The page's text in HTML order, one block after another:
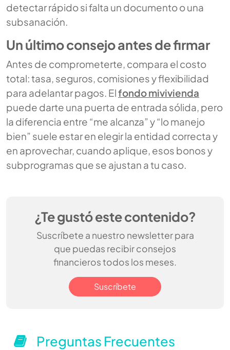
detectar rápido si falta un documento o una
subsanación.
Un último consejo antes de firmar
Antes de comprometerte, compara el costo
total: tasa, seguros, comisiones y flexibilidad
para adelantar pagos. Elfondo mivivienda
puede darte una puerta de entrada sólida, pero
la diferencia entre “me alcanza” y “lo manejo
bien” suele estar en elegir la entidad correcta y
en aprovechar, cuando aplique, esos bonos y
subprogramas que se ajustan a tu caso.
¿Te gustó este contenido?
Suscríbete a nuestro newsletter para
que puedas recibir consejos
financieros todos los meses.
Suscríbete
Preguntas Frecuentes